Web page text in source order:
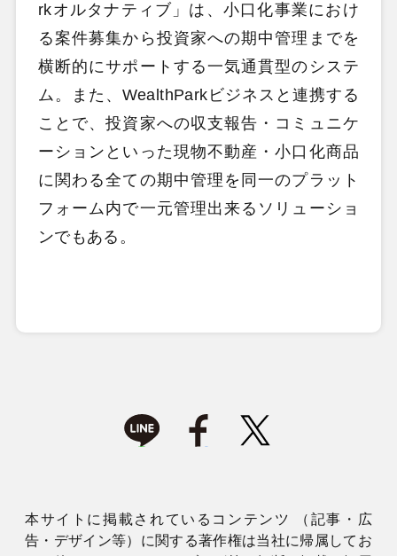
rkオルタナティブ」は、小口化事業におけ
る案件募集から投資家への期中管理までを
横断的にサポートする一気通貫型のシステ
ム。また、WealthParkビジネスと連携する
ことで、投資家への収支報告・コミュニケ
ーションといった現物不動産・小口化商品
に関わる全ての期中管理を同一のプラット
フォーム内で一元管理出来るソリューショ
ンでもある。
本サイトに掲載されているコンテンツ （記事・広
告・デザイン等）に関する著作権は当社に帰属してお